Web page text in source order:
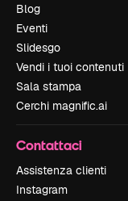
Blog
Eventi
Slidesgo
Vendi i tuoi contenuti
Sala stampa
Cerchi magnific.ai
Contattaci
Assistenza clienti
Instagram